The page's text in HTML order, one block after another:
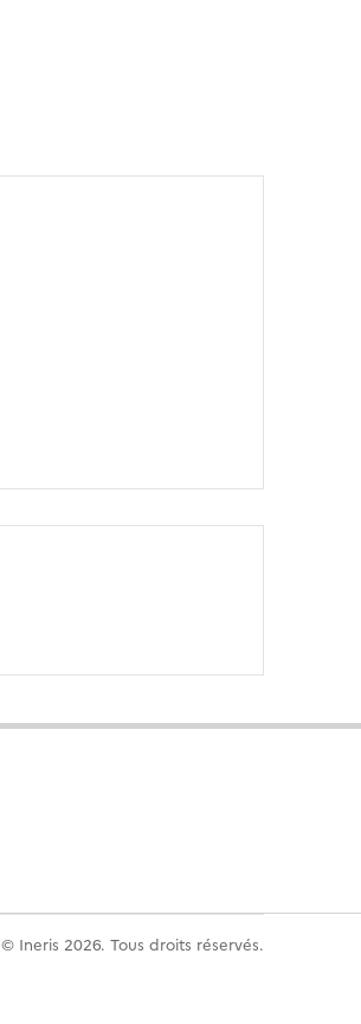
© Ineris 2026. Tous droits réservés.